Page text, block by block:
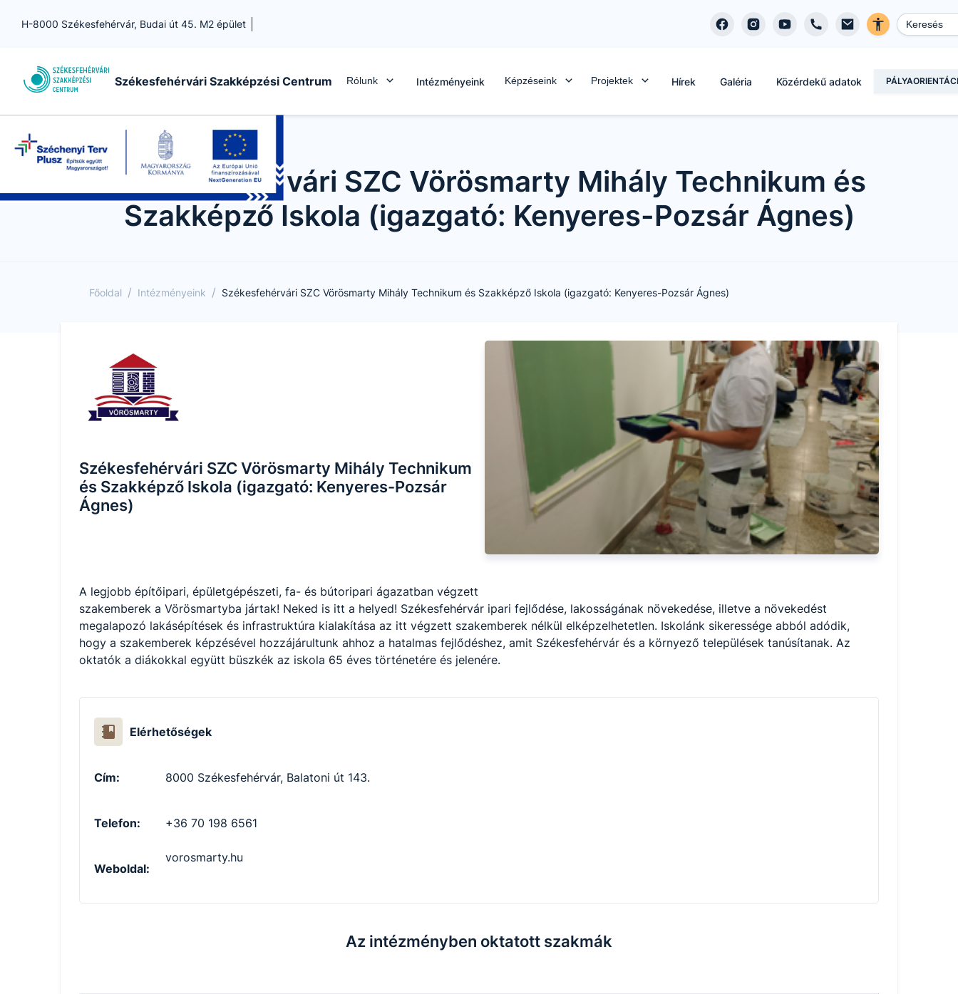
H-8000 Székesfehérvár, Budai út 45. M2 épület
Székesfehérvári Szakképzési Centrum Rólunk Intézményeink Képzéseink Projektek Hírek Galéria Közérdekű adatok
Székesfehérvári SZC Vörösmarty Mihály Technikum és
Szakképző Iskola (igazgató: Kenyeres-Pozsár Ágnes)
Főoldal / Intézményeink / Székesfehérvári SZC Vörösmarty Mihály Technikum és Szakképző Iskola (igazgató: Kenyeres-Pozsár Ágnes)
Székesfehérvári SZC Vörösmarty Mihály Technikum
és Szakképző Iskola (igazgató: Kenyeres-Pozsár
Ágnes)
A legjobb építőipari, épületgépészeti, fa- és bútoripari ágazatban végzett
szakemberek a Vörösmartyba jártak! Neked is itt a helyed! Székesfehérvár ipari fejlődése, lakosságának növekedése, illetve a növekedést
megalapozó lakásépítések és infrastruktúra kialakítása az itt végzett szakemberek nélkül elképzelhetetlen. Iskolánk sikeressége abból adódik,
hogy a szakemberek képzésével hozzájárultunk ahhoz a hatalmas fejlődéshez, amit Székesfehérvár és a környező települések tanúsítanak. Az
oktatók a diákokkal együtt büszkék az iskola 65 éves történetére és jelenére.
Elérhetőségek
Cím: 8000 Székesfehérvár, Balatoni út 143.
Telefon: +36 70 198 6561
Weboldal:
vorosmarty.hu
Az intézményben oktatott szakmák